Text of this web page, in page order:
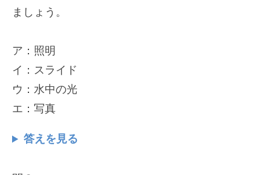
ましょう。
ア：照明
イ：スライド
ウ：水中の光
エ：写真
答えを見る